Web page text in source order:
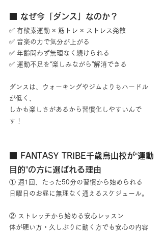
■ なぜ今「ダンス」なのか？
✅ 有酸素運動 × 筋トレ × ストレス発散
✅ 音楽の力で気分が上がる
✅ 年齢問わず無理なく続けられる
✅ 運動不足を“楽しみながら”解消できる
ダンスは、ウォーキングやジムよりもハードル
が低く、
しかも楽しさがあるから習慣化しやすいんで
す！
■ FANTASY TRIBE千歳烏山校が“運動
目的”の方に選ばれる理由
① 週1回、たった50分の習慣から始められる
日曜日のお昼に無理なく通えるスケジュール。
② ストレッチから始める安心レッスン
体が硬い方・久しぶりに動く方でも安心の内容